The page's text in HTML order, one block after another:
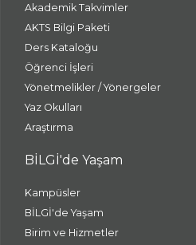
Akademik Takvimler
AKTS Bilgi Paketi
Ders Kataloğu
Öğrenci İşleri
Yönetmelikler / Yönergeler
Yaz Okulları
Araştırma
BİLGİ'de Yaşam
Kampüsler
BİLGİ'de Yaşam
Birim ve Hizmetler